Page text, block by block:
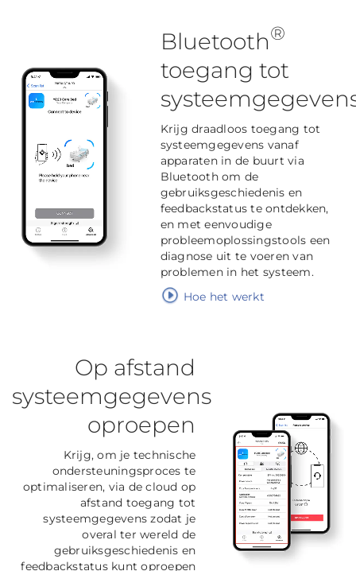
Bluetooth®
toegang tot
Krijg draadloos toegang tot
systeemgegevens vanaf
apparaten in de buurt via
Bluetooth om de
gebruiksgeschiedenis en
feedbackstatus te ontdekken,
en met eenvoudige
probleemoplossingstools een
diagnose uit te voeren van
problemen in het systeem.
Hoe het werkt
Op afstand
systeemgegevens
oproepen
Krijg, om je technische
ondersteuningsproces te
optimaliseren, via de cloud op
afstand toegang tot
systeemgegevens zodat je
overal ter wereld de
gebruiksgeschiedenis en
feedbackstatus kunt oproepen